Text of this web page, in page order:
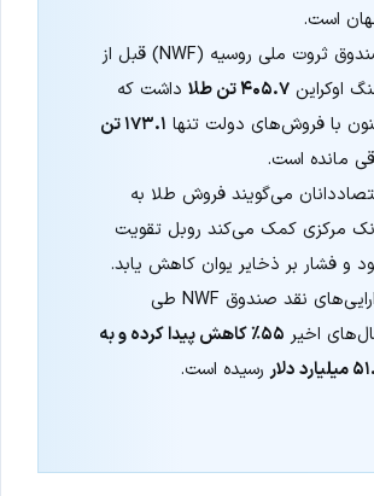
است.
صندوق ثروت ملی روسیه (NWF) قبل از
اوکراین۴۰۵.۷ تن طلا
داشت که
با فروش‌های دولت تنها ۱۷۳.۱ تن
مانده است.
می‌گویند فروش طلا به
مرکزی کمک می‌کند روبل تقویت
و فشار بر ذخایر یوان کاهش یابد.
دارایی‌های نقد صندوق NWF طی
اخیر
۵۵٪ کاهش پیدا کرده و به
دلار
رسیده است.